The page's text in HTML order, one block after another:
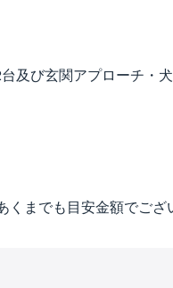
び玄関アプローチ・犬
までも目安金額でござ